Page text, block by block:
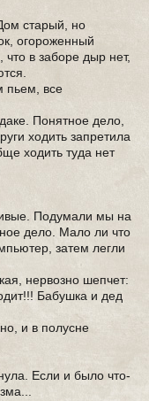
старый, но
огороженный
что в заборе дыр нет,
пьем, все
Понятное дело,
ходить запретила
ходить туда нет
Подумали мы на
дело. Мало ли что
затем легли
нервозно шепчет:
Бабушка и дед
и в полусне
Если и было что-